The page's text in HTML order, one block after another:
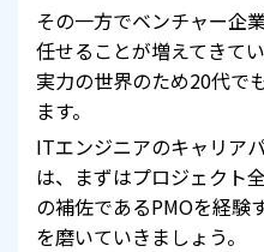
その一方でベンチャー企
任せることが増えてきて
実力の世界のため20代で
ます。
ITエンジニアのキャリア
は、まずはプロジェクト
の補佐であるPMOを経験
を磨いていきましょう。